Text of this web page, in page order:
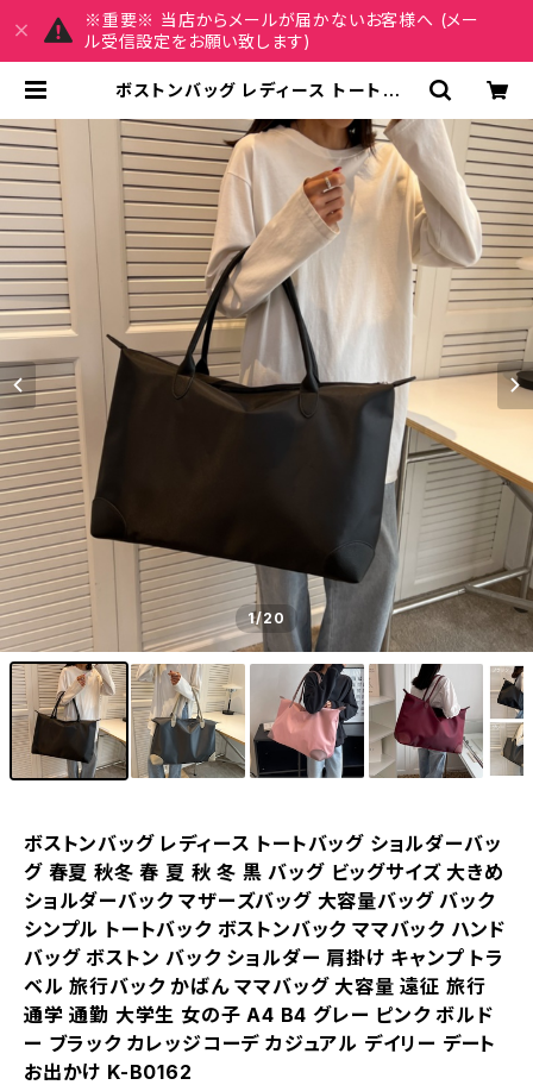
※重要※ 当店からメールが届かないお客様へ (メー
ル受信設定をお願い致します)
ボストンバッグ レディース トートバッ
秋 冬 黒 バッグ ビッグサイズ 大きめ
ショルダーバック マザーズバッグ 大
容量バッグ バック シンプル トートバ
ック ボストンバック ママバック ハン
ドバッグ ボストン バック ショルダー
肩掛け キャンプ トラベル 旅行バック
かばん ママバッグ 大容量 遠征 旅行
通学 通勤 大学生 女の子 A4 B4 グ
レー ピンク ボルドー ブラック カレッ
ジコーデ カジュアル デイリー デート
お出かけ K-B0162 | REIRSE レイ
ルセ 20代,30代,40代 レディースフ
ァッション 通販
1/20
ボストンバッグ レディース トートバッグ ショルダーバッ
グ 春夏 秋冬 春 夏 秋 冬 黒 バッグ ビッグサイズ 大きめ
ショルダーバック マザーズバッグ 大容量バッグ バック
シンプル トートバック ボストンバック ママバック ハンド
バッグ ボストン バック ショルダー 肩掛け キャンプ トラ
ベル 旅行バック かばん ママバッグ 大容量 遠征 旅行
通学 通勤 大学生 女の子 A4 B4 グレー ピンク ボルド
ー ブラック カレッジコーデ カジュアル デイリー デート
お出かけ K-B0162